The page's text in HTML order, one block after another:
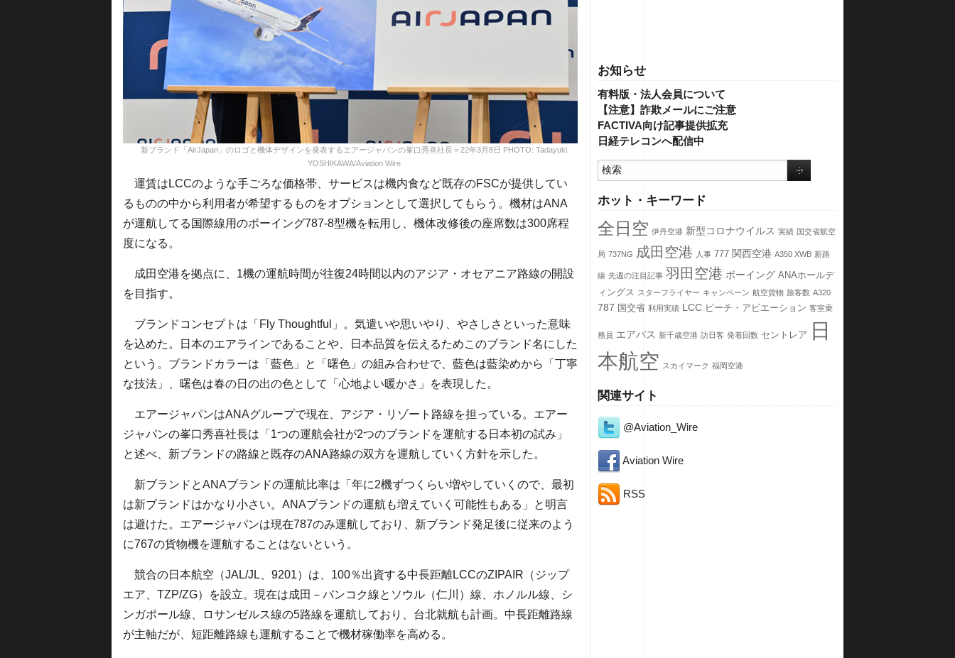
お知らせ
有料版・法人会員について
【注意】詐欺メールにご注意
FACTIVA向け記事提供拡充
日経テレコンへ配信中
ホット・キーワード
全日空 伊丹空港 新型コロナウイルス 実績 国交省航空
局 737NG 成田空港 人事 777 関西空港 A350 XWB 新路
線 先週の注目記事 羽田空港 ボーイング ANAホールデ
ィングス
スターフライヤー キャンペーン 航空貨物 旅客数 A320
787 国交省 利用実績 LCC ピーチ・アビエーション 客室乗
務員 エアバス 新千歳空港 訪日客 発着回数 セントレア
日
本航空 スカイマーク 福岡空港
関連サイト
@Aviation_Wire
Aviation Wire
RSS
新ブランド「AirJapan」のロゴと機体デザインを発表するエアージャパンの峯口秀喜社長＝22年3月8日 PHOTO: Tadayuki
YOSHIKAWA/Aviation Wire
運賃はLCCのような手ごろな価格帯、サービスは機内食など既存のFSCが提供してい
るものの中から利用者が希望するものをオプションとして選択してもらう。機材はANA
が運航してる国際線用のボーイング787-8型機を転用し、機体改修後の座席数は300席程
度になる。
成田空港を拠点に、1機の運航時間が往復24時間以内のアジア・オセアニア路線の開設
を目指す。
ブランドコンセプトは「Fly Thoughtful」。気遣いや思いやり、やさしさといった意味
を込めた。日本のエアラインであることや、日本品質を伝えるためこのブランド名にした
という。ブランドカラーは「藍色」と「曙色」の組み合わせで、藍色は藍染めから「丁寧
な技法」、曙色は春の日の出の色として「心地よい暖かさ」を表現した。
エアージャパンはANAグループで現在、アジア・リゾート路線を担っている。エアー
ジャパンの峯口秀喜社長は「1つの運航会社が2つのブランドを運航する日本初の試み」
と述べ、新ブランドの路線と既存のANA路線の双方を運航していく方針を示した。
新ブランドとANAブランドの運航比率は「年に2機ずつくらい増やしていくので、最初
は新ブランドはかなり小さい。ANAブランドの運航も増えていく可能性もある」と明言
は避けた。エアージャパンは現在787のみ運航しており、新ブランド発足後に従来のよう
に767の貨物機を運航することはないという。
競合の日本航空（JAL/JL、9201）は、100％出資する中長距離LCCのZIPAIR（ジップ
エア、TZP/ZG）を設立。現在は成田－バンコク線とソウル（仁川）線、ホノルル線、シ
ンガポール線、ロサンゼルス線の5路線を運航しており、台北就航も計画。中長距離路線
が主軸だが、短距離路線も運航することで機材稼働率を高める。